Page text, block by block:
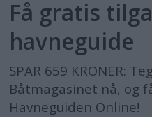
Få gratis
havneguide
SPAR 659 KRONER:
Båtmagasinet nå, og
Havneguiden Online!